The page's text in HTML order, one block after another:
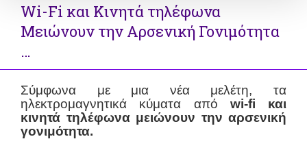
Wi-Fi και Κινητά τηλέφωνα
Μειώνουν την Αρσενική Γονιμότητα
…
Σύμφωνα με μια νέα μελέτη, τα
ηλεκτρομαγνητικά κύματα από wi-fi και
κινητά τηλέφωνα μειώνουν την αρσενική
γονιμότητα.